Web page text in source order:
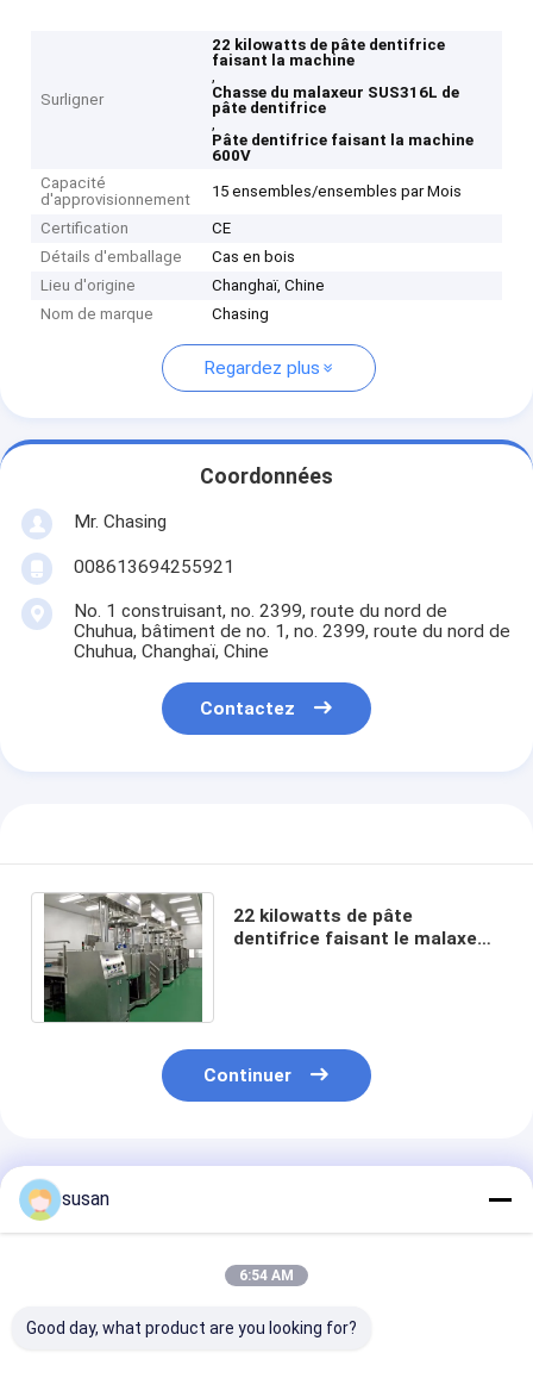
Surligner
22 kilowatts de pâte dentifrice
faisant la machine
,
Chasse du malaxeur SUS316L de
pâte dentifrice
,
Pâte dentifrice faisant la machine
600V
Capacité
d'approvisionnement
15 ensembles/ensembles par Mois
Certification
CE
Détails d'emballage
Cas en bois
Lieu d'origine
Changhaï, Chine
Nom de marque
Chasing
Regardez plus
Coordonnées
Mr. Chasing
008613694255921
No. 1 construisant, no. 2399, route du nord de
Chuhua, bâtiment de no. 1, no. 2399, route du nord de
Chuhua, Changhaï, Chine
Contactez
22 kilowatts de pâte
dentifrice faisant le malaxeur
Continuer
Produits Recommandés
susan
6:54 AM
Good day, what product are you looking for?